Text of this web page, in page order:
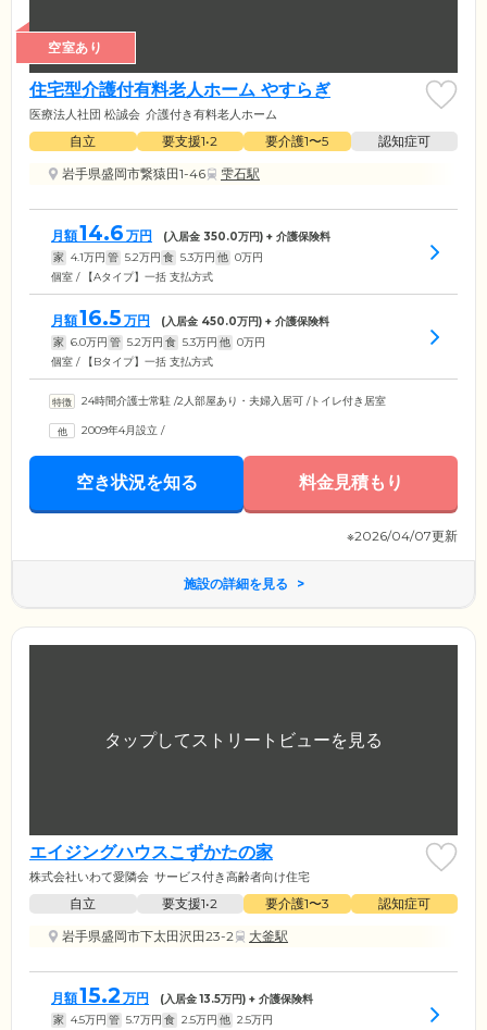
空室あり
住宅型介護付有料老人ホーム やすらぎ
医療法人社団 松誠会 介護付き有料老人ホーム
自立 要支援1•2 要介護1〜5
認知症可
岩手県盛岡市繋猿田1-46
雫石駅
月額14.6 万円 (入居金 350.0万円) + 介護保険料
家 4.1万円 管 5.2万円 食 5.3万円 他 0万円
個室 / 【Aタイプ】一括 支払方式
月額16.5 万円 (入居金 450.0万円) + 介護保険料
家 6.0万円 管 5.2万円 食 5.3万円 他 0万円
個室 / 【Bタイプ】一括 支払方式
24時間介護士常駐 /2人部屋あり・夫婦入居可 /トイレ付き居室
2009年4月設立 /
空き状況を知る 料金見積もり
※2026/04/07更新
施設の詳細を見る
エイジングハウスこずかたの家
株式会社いわて愛隣会 サービス付き高齢者向け住宅
自立 要支援1•2 要介護1〜3
認知症可
岩手県盛岡市下太田沢田23-2
大釜駅
月額15.2 万円 (入居金13.5万円) + 介護保険料
家 4.5万円 管 5.7万円 食 2.5万円 他 2.5万円